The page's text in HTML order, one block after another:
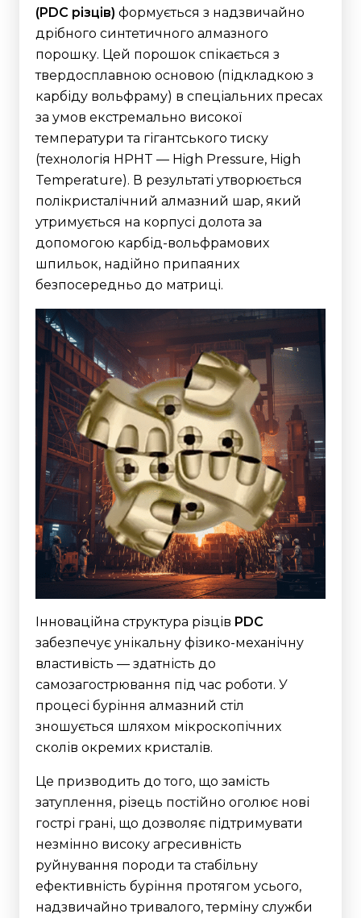
(PDC різців) формується з надзвичайно
дрібного синтетичного алмазного
порошку. Цей порошок спікається з
твердосплавною основою (підкладкою з
карбіду вольфраму) в спеціальних пресах
за умов екстремально високої
температури та гігантського тиску
(технологія HPHT — High Pressure, High
Temperature). В результаті утворюється
полікристалічний алмазний шар, який
утримується на корпусі долота за
допомогою карбід-вольфрамових
шпильок, надійно припаяних
безпосередньо до матриці.
Інноваційна структура різців PDC
забезпечує унікальну фізико-механічну
властивість — здатність до
самозагострювання під час роботи. У
процесі буріння алмазний стіл
зношується шляхом мікроскопічних
сколів окремих кристалів.
Це призводить до того, що замість
затуплення, різець постійно оголює нові
гострі грані, що дозволяє підтримувати
незмінно високу агресивність
руйнування породи та стабільну
ефективність буріння протягом усього,
надзвичайно тривалого, терміну служби